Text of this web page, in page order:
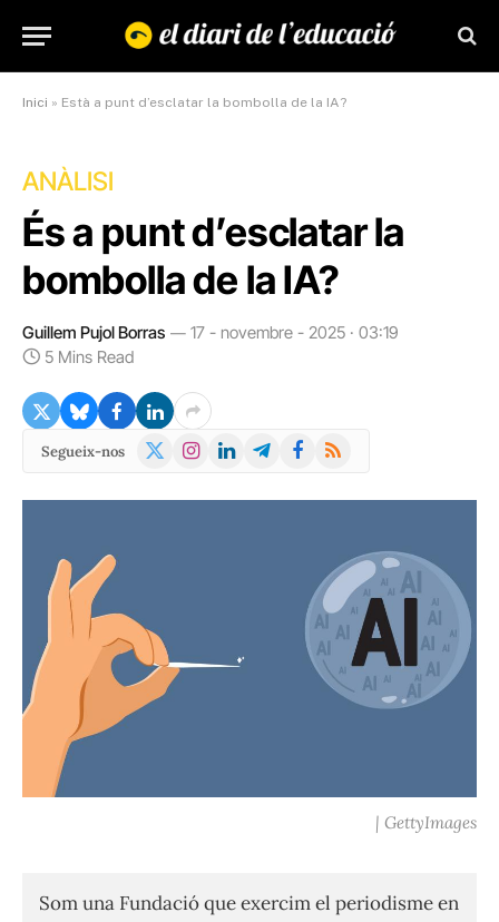
Inici » Està a punt d’esclatar la bombolla de la IA?
ANÀLISI
És a punt d’esclatar la
bombolla de la IA?
Guillem Pujol Borras
17 - novembre - 2025 · 03:19
5 Mins Read
Segueix-nos
X
Instagram
LinkedInTelegramFacebook
RSS
| GettyImages
Som una Fundació que exercim el periodisme en